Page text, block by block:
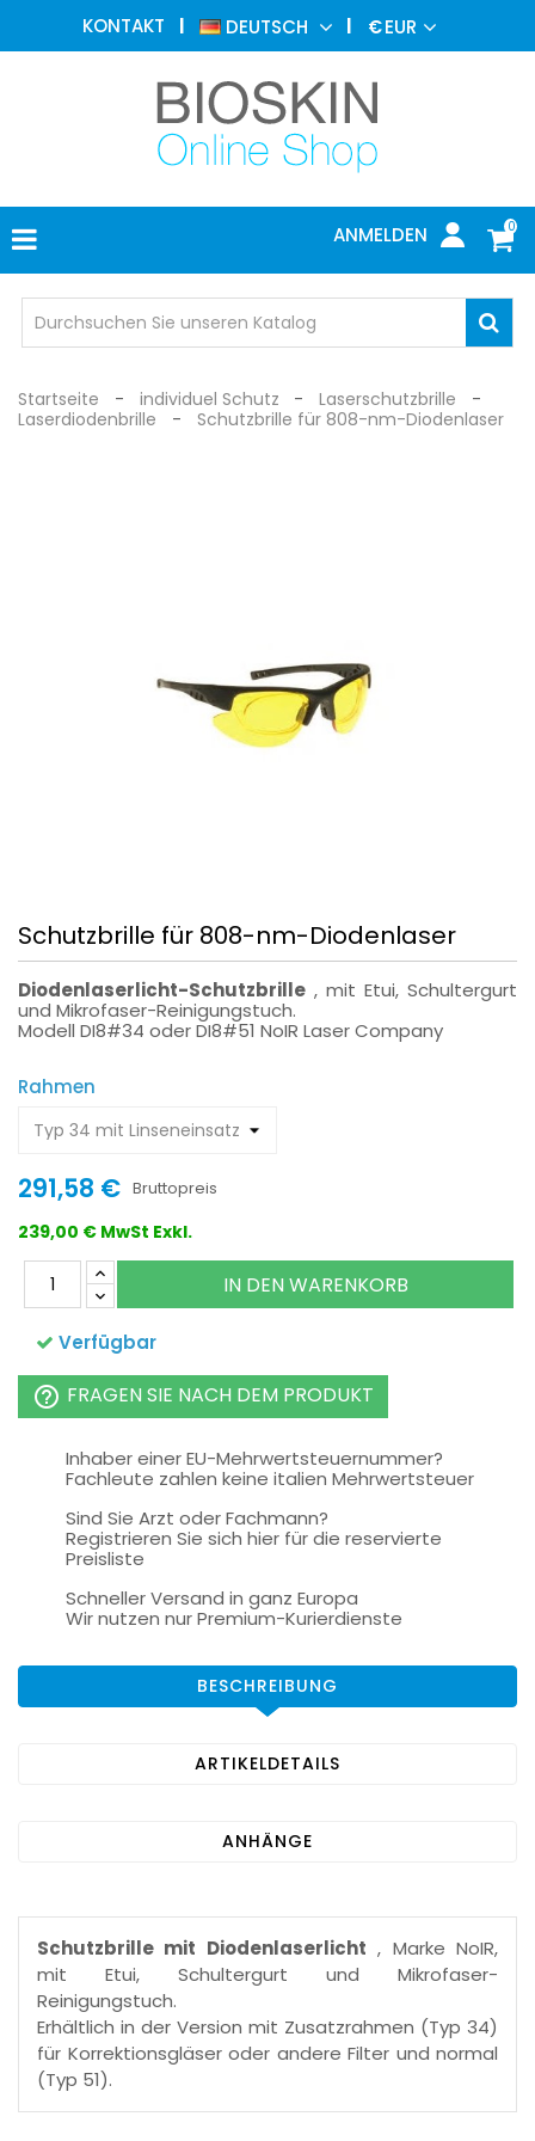
KONTAKT DEUTSCH €EUR
0
ANMELDEN
ÄSTHETISCHE
MEDIZIN
DERMATOLOGIE
PHOTOTHERAPIE
MEDIZINISCH
INDIVIDUEL
SCHUTZ
Startseite individuel Schutz
Laserschutzbrille
Laserdiodenbrille
Schutzbrille für 808-nm-Diodenlaser
Schutzbrille für 808-nm-Diodenlaser
Diodenlaserlicht-Schutzbrille , mit Etui, Schultergurt
und Mikrofaser-Reinigungstuch.
Modell DI8#34 oder DI8#51 NoIR Laser Company
Rahmen
291,58 € Bruttopreis
239,00 € MwSt Exkl.
IN DEN WARENKORB
Verfügbar
help_outline FRAGEN SIE NACH DEM PRODUKT
Inhaber einer EU-Mehrwertsteuernummer?
Fachleute zahlen keine italien Mehrwertsteuer
Sind Sie Arzt oder Fachmann?
Registrieren Sie sich hier für die reservierte
Preisliste
Schneller Versand in ganz Europa
Wir nutzen nur Premium-Kurierdienste
BESCHREIBUNG
ARTIKELDETAILS
ANHÄNGE
Schutzbrille mit Diodenlaserlicht , Marke NoIR,
mit Etui, Schultergurt und Mikrofaser-
Reinigungstuch.
Erhältlich in der Version mit Zusatzrahmen (Typ 34)
für Korrektionsgläser oder andere Filter und normal
(Typ 51).